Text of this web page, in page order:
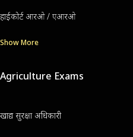
हाईकोर्ट आरओ / एआरओ
Show More
Agriculture Exams
खाद्य सुरक्षा अधिकारी